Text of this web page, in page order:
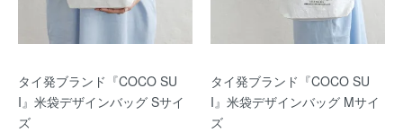
タイ発ブランド『COCO SU
I』米袋デザインバッグ Sサイ
ズ
タイ発ブランド『COCO SU
I』米袋デザインバッグ Mサイ
ズ